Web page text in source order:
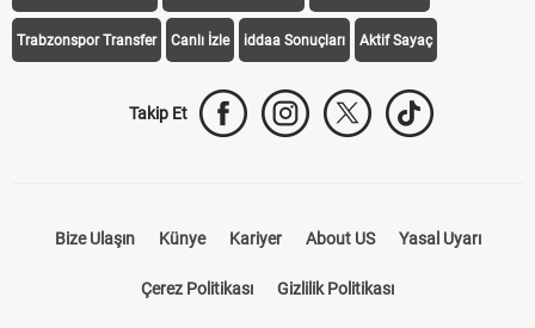
Trabzonspor Transfer Canlı İzle iddaa Sonuçları Aktif Sayaç
Takip Et
Bize Ulaşın Künye Kariyer About US Yasal Uyarı
Çerez Politikası Gizlilik Politikası